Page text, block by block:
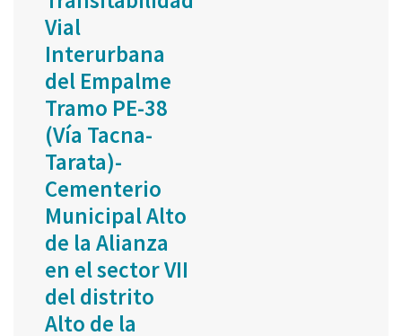
Vial
Interurbana
del Empalme
Tramo PE-38
(Vía Tacna-
Tarata)-
Cementerio
Municipal Alto
de la Alianza
en el sector VII
del distrito
Alto de la